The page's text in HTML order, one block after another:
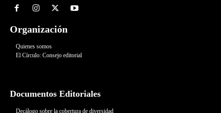
Organización
Quienes somos
El Círculo: Consejo editorial
Documentos Editoriales
Decálogo sobre la cobertura de diversidad